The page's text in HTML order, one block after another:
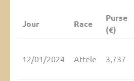
Jour Race
Purse
(€)
12/01/2024 Attele 3,737